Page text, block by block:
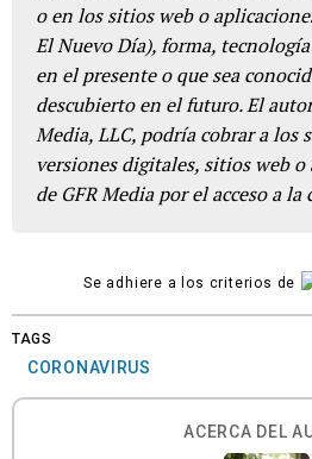
o en los sitios web o
El Nuevo Día), forma,
en el presente o que sea
descubierto en el futuro. El
Media, LLC, podría cobrar a los
versiones digitales, sitios web
de GFR Media por el acceso a la
Se adhiere a los criterios de
TAGS
CORONAVIRUS
ACERCA DEL